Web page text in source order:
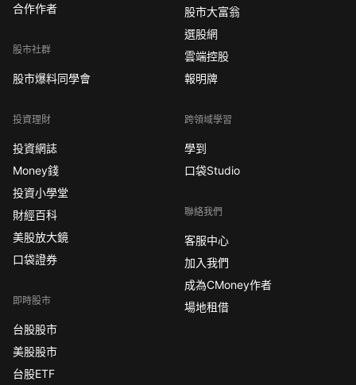
合作作者
股市社群
股市爆料同學會
投資理財
投資網誌
Money錢
投資小學堂
財經百科
美股放大鏡
口袋證券
即時股市
台股股市
美股股市
台股ETF
股市大富翁
選股網
雲端控股
報明牌
跨領域學習
學到
口袋Studio
聯絡我們
客服中心
加入我們
成為CMoney作者
場地租借